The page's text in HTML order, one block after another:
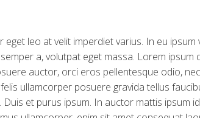
leo at velit imperdiet varius. In eu ipsum
a, volutpat eget massa. Lorem ipsum
auctor, orci eros pellentesque odio, nec
ullamcorper posuere gravida tellus
et purus ipsum. In auctor mattis ipsum